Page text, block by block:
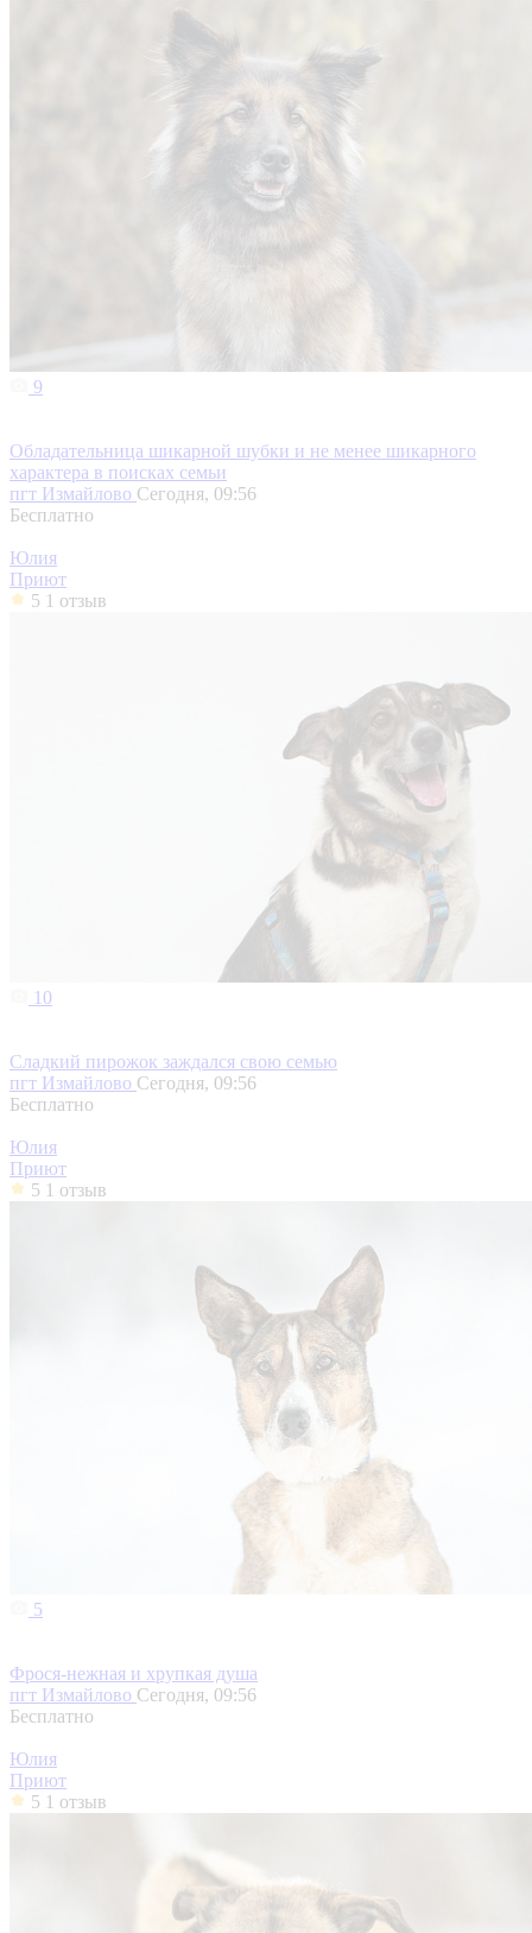
9
Обладательница шикарной шубки и не менее шикарного
характера в поисках семьи
пгт Измайлово Сегодня, 09:56
Бесплатно
Юлия
Приют
5 1 отзыв
10
Сладкий пирожок заждался свою семью
пгт Измайлово Сегодня, 09:56
Бесплатно
Юлия
Приют
5 1 отзыв
5
Фрося-нежная и хрупкая душа
пгт Измайлово Сегодня, 09:56
Бесплатно
Юлия
Приют
5 1 отзыв